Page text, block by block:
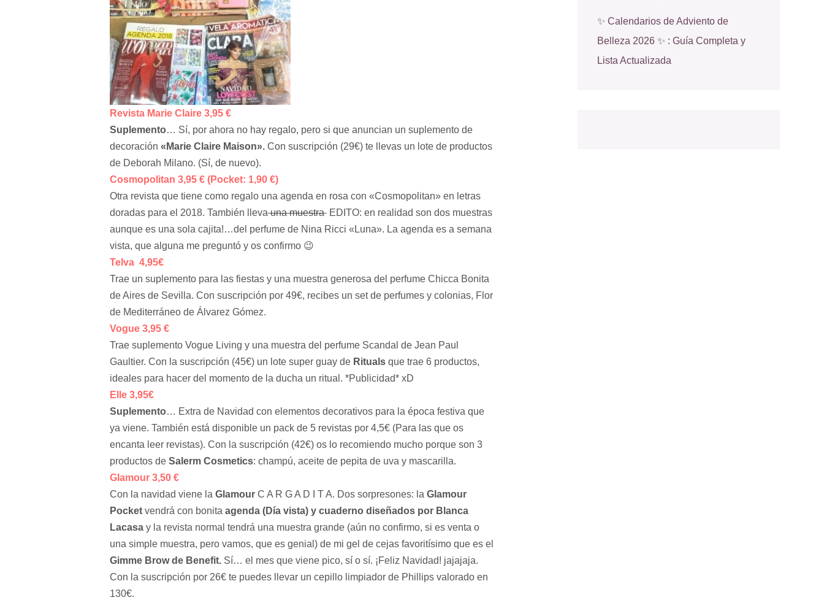
Revista Marie Claire 3,95 €
Suplemento… Sí, por ahora no hay regalo, pero si que anuncian un suplemento de
decoración «Marie Claire Maison».Con suscripción (29€) te llevas un lote de productos
de Deborah Milano. (Sí, de nuevo).
Cosmopolitan 3,95 € (Pocket: 1,90 €)
Otra revista que tiene como regalo una agenda en rosa con «Cosmopolitan» en letras
doradas para el 2018. También llevauna muestraEDITO: en realidad son dos muestras
aunque es una sola cajita!…del perfume de Nina Ricci «Luna». La agenda es a semana
vista, que alguna me preguntó y os confirmo 😉
Telva 4,95€
Trae un suplemento para las fiestas y una muestra generosa del perfume Chicca Bonita
de Aires de Sevilla. Con suscripción por 49€, recibes un set de perfumes y colonias, Flor
de Mediterráneo de Álvarez Gómez.
Vogue 3,95 €
Trae suplemento Vogue Living y una muestra del perfume Scandal de Jean Paul
Gaultier. Con la suscripción (45€) un lote super guay de Ritualsque trae 6 productos,
ideales para hacer del momento de la ducha un ritual. *Publicidad* xD
Elle 3,95€
Suplemento… Extra de Navidad con elementos decorativos para la época festiva que
ya viene. También está disponible un pack de 5 revistas por 4,5€ (Para las que os
encanta leer revistas). Con la suscripción (42€) os lo recomiendo mucho porque son 3
productos de Salerm Cosmetics: champú, aceite de pepita de uva y mascarilla.
Glamour 3,50 €
Con la navidad viene la GlamourC A R G A D I T A. Dos sorpresones: la Glamour
Pocketvendrá con bonita agenda (Día vista) y cuaderno diseñados por Blanca
Lacasay la revista normal tendrá una muestra grande (aún no confirmo, si es venta o
una simple muestra, pero vamos, que es genial) de mi gel de cejas favoritísimo que es el
Gimme Brow de Benefit.Sí… el mes que viene pico, sí o sí. ¡Feliz Navidad! jajajaja.
Con la suscripción por 26€ te puedes llevar un cepillo limpiador de Phillips valorado en
130€.
✨ Calendarios de Adviento de
Belleza 2026 ✨ : Guía Completa y
Lista Actualizada